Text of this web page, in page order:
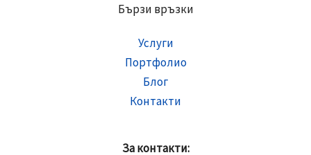
Бързи връзки
Услуги
Портфолио
Блог
Контакти
За контакти: